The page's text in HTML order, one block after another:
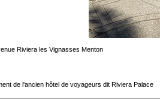
Riviera les Vignasses Menton
de l'ancien hôtel de voyageurs dit Riviera Palace